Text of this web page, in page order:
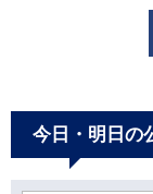
今日・明日の